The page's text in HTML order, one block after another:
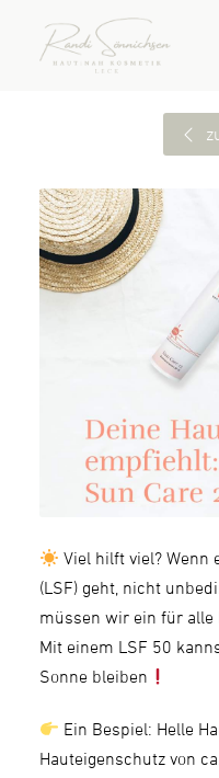
Viel hilft viel? Wenn
(LSF) geht, nicht
müssen wir ein für alle
Mit einem LSF 50
Sonne bleiben
Ein Bespiel: Helle
Hauteigenschutz von